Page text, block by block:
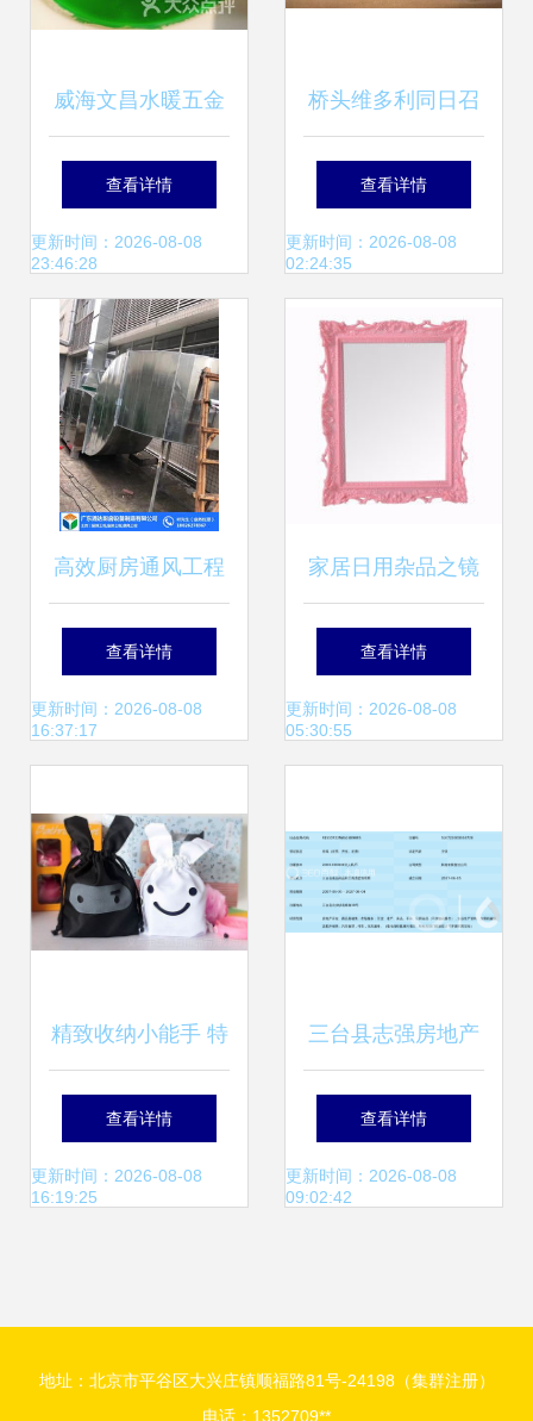
威海文昌水暖五金
与日用杂品附近的
商户指南
查看详情
更新时间：2026-08-08
23:46:28
桥头维多利同日召
开两大全国性盛
会，纽扣行业迎发
展新机遇
查看详情
更新时间：2026-08-08
02:24:35
高效厨房通风工程
设计、咨询与日用
杂品一站式解决方
查看详情
更新时间：2026-08-08
16:37:17
家居日用杂品之镜
子全攻略 价格、批
发、厂家与选购大
查看详情
更新时间：2026-08-08
05:30:55
精致收纳小能手 特
价忍者兔子可爱布
艺收纳袋，轻松整
查看详情
更新时间：2026-08-08
16:19:25
三台县志强房地产
开发的多元产业布
局 从房地产到日用
查看详情
更新时间：2026-08-08
09:02:42
地址：北京市平谷区大兴庄镇顺福路81号-24198（集群注册）
电话：1352709**